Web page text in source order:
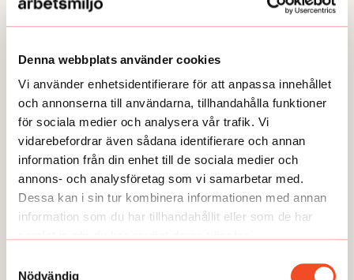
Denna webbplats använder cookies
Vi använder enhetsidentifierare för att anpassa innehållet
och annonserna till användarna, tillhandahålla funktioner
för sociala medier och analysera vår trafik. Vi
vidarebefordrar även sådana identifierare och annan
information från din enhet till de sociala medier och
annons- och analysföretag som vi samarbetar med.
Dessa kan i sin tur kombinera informationen med annan
information som du har tillhandahållit eller som de har
Nödvändig
TEMA
Utmattningssyndrom –
F43.8A – försvinner
TEMA
TEMA Konstant
GUIDEN